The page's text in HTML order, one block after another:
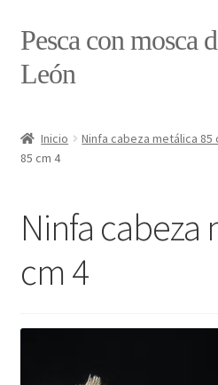
Ir
a
Ir
al
contenido
Pesca con mosca
León
#7897 (sin título)
Inicio Ninfa cabeza metálica 85
85 cm 4
Ninfa cabeza
cm 4